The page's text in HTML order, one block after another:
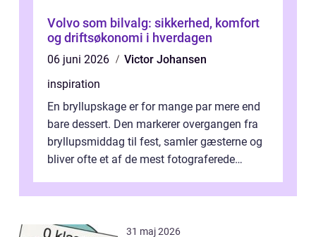
Volvo som bilvalg: sikkerhed, komfort
og driftsøkonomi i hverdagen
06 juni 2026
Victor Johansen
inspiration
En bryllupskage er for mange par mere end
bare dessert. Den markerer overgangen fra
bryllupsmiddag til fest, samler gæsterne og
bliver ofte et af de mest fotograferede
31 maj 2026